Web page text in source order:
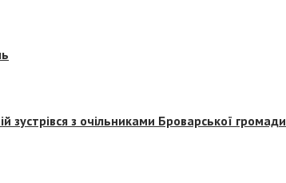
з очільниками Броварської громади